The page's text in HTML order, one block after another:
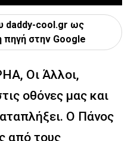
daddy-cool.gr ως
πηγή στην Google
Οι Άλλοι,
οθόνες μας και
Ο Πάνος
από τους